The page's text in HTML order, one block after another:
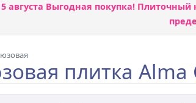
августа Выгодная покупка! Плиточный
плитка Alma